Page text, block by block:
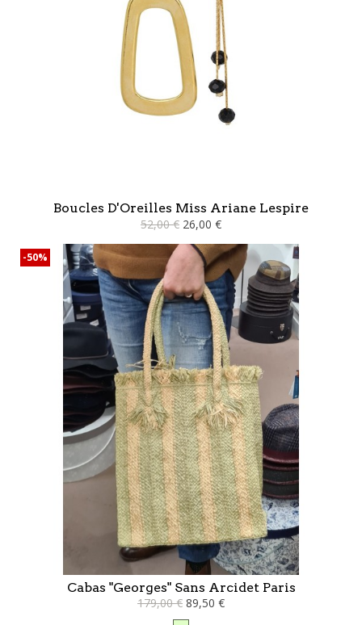
Boucles D'Oreilles Miss Ariane Lespire
52,00 € 26,00 €
Cabas "Georges" Sans Arcidet Paris
179,00 € 89,50 €
-50%